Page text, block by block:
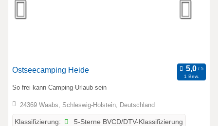
Ostseecamping Heide
1 Bew.
So frei kann Camping-Urlaub sein
24369 Waabs, Schleswig-Holstein, Deutschland
Klassifizierung: 5-Sterne BVCD/DTV-Klassifizierung